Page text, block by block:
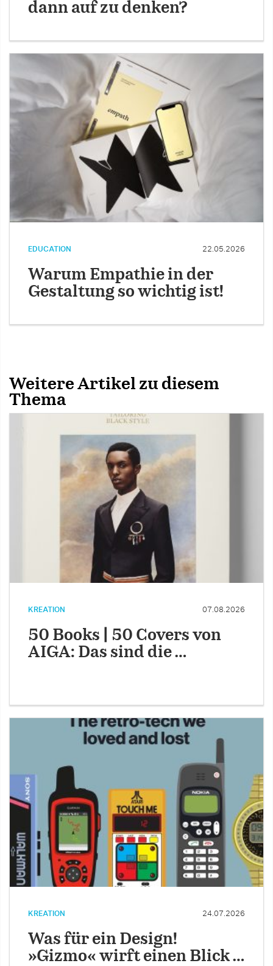
dann auf zu denken?
EDUCATION 22.05.2026
Warum Empathie in der
Gestaltung so wichtig ist!
Weitere Artikel zu diesem
Thema
KREATION 07.08.2026
50 Books | 50 Covers von
AIGA: Das sind die …
KREATION 24.07.2026
Was für ein Design!
»Gizmo« wirft einen Blick …